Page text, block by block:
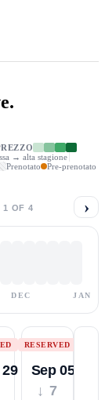
→ alta stagione
Prenotato
Pre-prenotato
1 OF 4 ›
DEC JAN
RESERVED
Sep 05
↓ 7